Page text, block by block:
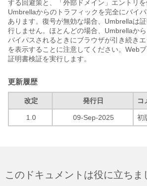
する回避策と、「外部ドメイン」エントリを
Umbrellaからのトラフィックを完全にバイ
あります。復号が無効な場合、Umbrellaは
行しません。ほとんどの場合、Umbrellaか
バイパスされるときにブラウザが引き続き
を表示することに注意してください。Web
証明書検証を実行します。
更新履歴
改定 発行日 コ
1.0 09-Sep-2025 初
このドキュメントは役に立ちま